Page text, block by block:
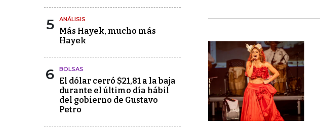
5 ANÁLISIS
Más Hayek, mucho más
Hayek
6 BOLSAS
El dólar cerró $21,81 a la baja
durante el último día hábil
del gobierno de Gustavo
Petro